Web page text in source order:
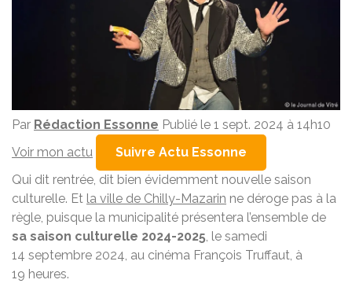
Par Rédaction Essonne Publié le 1 sept. 2024 à 14h10
Voir mon actu
Suivre Actu Essonne
Qui dit rentrée, dit bien évidemment nouvelle saison
culturelle. Et la ville de Chilly-Mazarin ne déroge pas à la
règle, puisque la municipalité présentera l’ensemble de
sa saison culturelle 2024-2025 , le samedi
14 septembre 2024, au cinéma François Truffaut, à
19 heures.